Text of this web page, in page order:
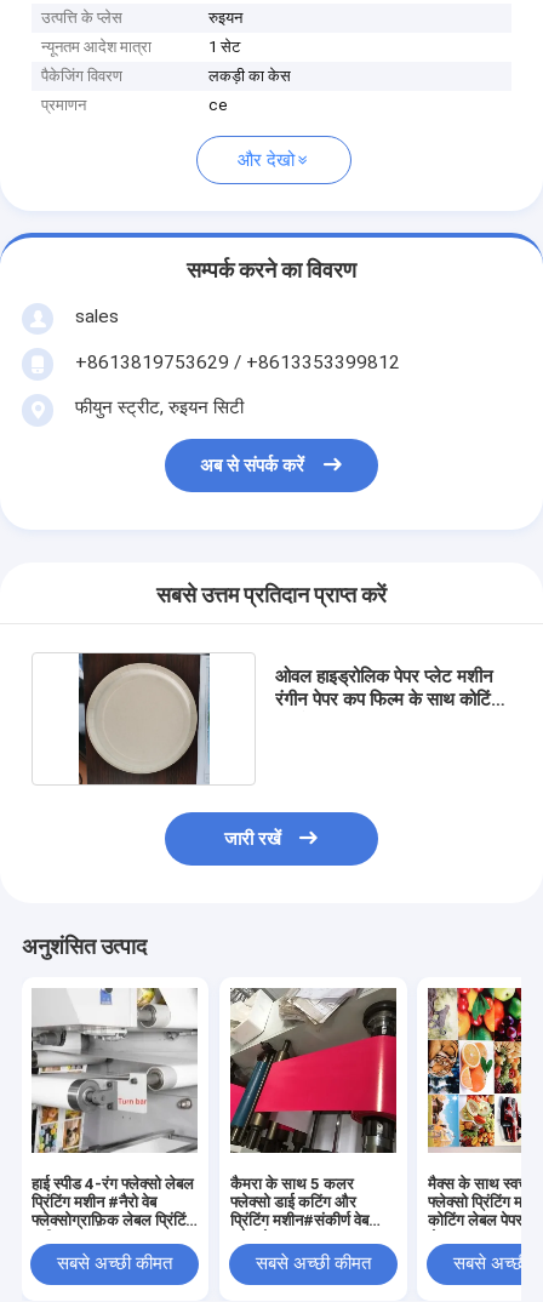
उत्पत्ति के प्लेस
रुइयन
न्यूनतम आदेश मात्रा
1 सेट
पैकेजिंग विवरण
लकड़ी का केस
प्रमाणन
ce
और देखो
सम्पर्क करने का विवरण
sales
+8613819753629 / +8613353399812
फीयुन स्ट्रीट, रुइयन सिटी
अब से संपर्क करें
सबसे उत्तम प्रतिदान प्राप्त करें
ओवल हाइड्रोलिक पेपर प्लेट मशीन
रंगीन पेपर कप फिल्म के साथ कोटिंग
जारी रखें
अनुशंसित उत्पाद
हाई स्पीड 4-रंग फ्लेक्सो लेबल
प्रिंटिंग मशीन #नैरो वेब
फ्लेक्सोग्राफ़िक लेबल प्रिंटिंग
सबसे अच्छी कीमत
कैमरा के साथ 5 कलर
फ्लेक्सो डाई कटिंग और
प्रिंटिंग मशीन#संकीर्ण वेब
प्रेस#फ्लेक्सोग्राफ़िक
प्रिंटिंग उपकरण
सबसे अच्छी कीमत
मैक्स के साथ
फ्लेक्सो प्रिंटिंग
कोटिंग लेबल पेपर
प्रिंटर। वेब
सबसे अच्छी